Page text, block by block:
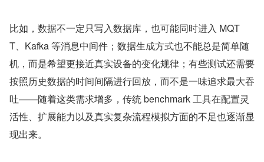
比如，数据不一定只写入数据库，也可能同时进入 MQT
T、Kafka 等消息中间件；数据生成方式也不能总是简单随
机，而是希望更接近真实设备的变化规律；有些测试还需要
按照历史数据的时间间隔进行回放，而不是一味追求最大吞
吐——随着这类需求增多，传统 benchmark 工具在配置灵
活性、扩展能力以及真实复杂流程模拟方面的不足也逐渐显
现出来。